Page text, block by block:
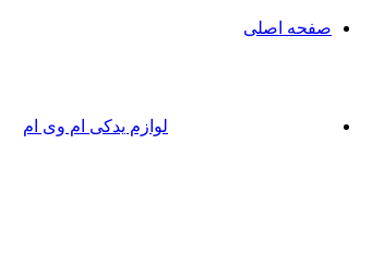
صفحه اصلی
لوازم یدکی ام وی ام